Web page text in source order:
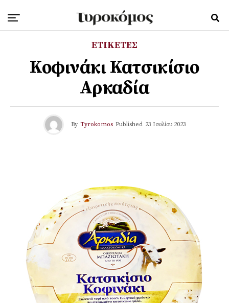
ΕΤΙΚΕΤΕΣ
Κοφινάκι Κατσικίσιο
Αρκαδία
By Tyrokomos Published 23 Ιουλίου 2023